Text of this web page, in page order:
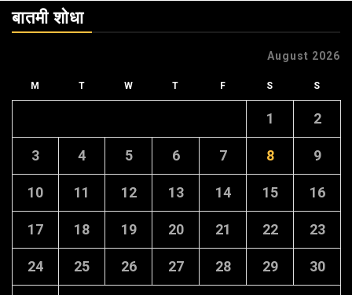
बातमी शोधा
August 2026
M T W T F S S
1 2
3 4 5 6 7 8 9
10 11 12 13 14 15 16
17 18 19 20 21 22 23
24 25 26 27 28 29 30